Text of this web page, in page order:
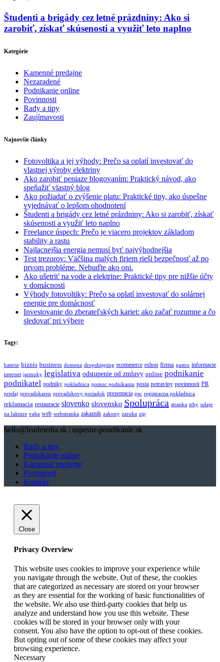
Študenti a brigády cez letné prázdniny: Ako si
zarobiť, získať skúsenosti a využiť leto naplno
Kategórie
Kamenné predajne
Nezaradené
Podnikanie online
Povinnosti
Rady a tipy
Zaujímavosti
Najnovšie články
Fotovoltika a jej výhody: Prečo sa oplatí investovať do
vlastnej výroby elektriny
Ako zarobiť peniaze blogovaním: Praktický návod, ako
speňažiť vlastný blog
Ako požiadať o zvýšenie platu: Praktické tipy, ako úspešne
vyjednávať o lepšom ohodnotení
Študenti a brigády cez letné prázdniny: Ako si zarobiť, získať
skúsenosti a využiť leto naplno
Freelance úspech: Prečo je viacero projektov základom
stability a rastu
Najlacnejšia energia nemusí byť najvýhodnejšia
Test trezorov: Väčšina malých firiem rieši bezpečnosť až po
prvom probléme. Nebuďte ako oni.
Ako ušetriť na vode a elektrine: Praktické tipy pre nižšie účty
v domácnosti
Výhody fotovoltiky: Prečo sa oplatí investovať do solárnej
energie pre domácnosť
Investovanie do zberateľských kariet: ako začať rozumne a čo
sledovať pri výbere
Tagy:
baterie biznis business domena dropshipping ecommerce eshop firma gastro informacie
internet jarmoky legislativa odstupenie od zmluvy online podnikanie
podnikatel podniky pokladnica pomoc podnikaniu posta potraviny povinnosti PR
predaj prevadzkaren prevadzkovy poriadok prezentacia psc registracna pokladnica
reklamacia restauracie slovenko slovensko Spolupráca stranka trhy udaje
na fakture vaha web webstranka zakaznik zakony zaruka zip
hello@leadmedia.sk | uspesne-pondikanie.sk
Rady a tipy
Podnikanie online
Kamenné predajne
Povinnosti
Kontakt
Close
Privacy Overview
This website uses cookies to improve your experience while
you navigate through the website. Out of these, the cookies
that are categorized as necessary are stored on your browser
as they are essential for the working of basic functionalities of
the website. We also use third-party cookies that help us
analyze and understand how you use this website. These
cookies will be stored in your browser only with your
consent. You also have the option to opt-out of these cookies.
But opting out of some of these cookies may affect your
browsing experience.
Necessary